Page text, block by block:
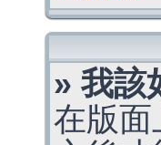
» 我該
在版面